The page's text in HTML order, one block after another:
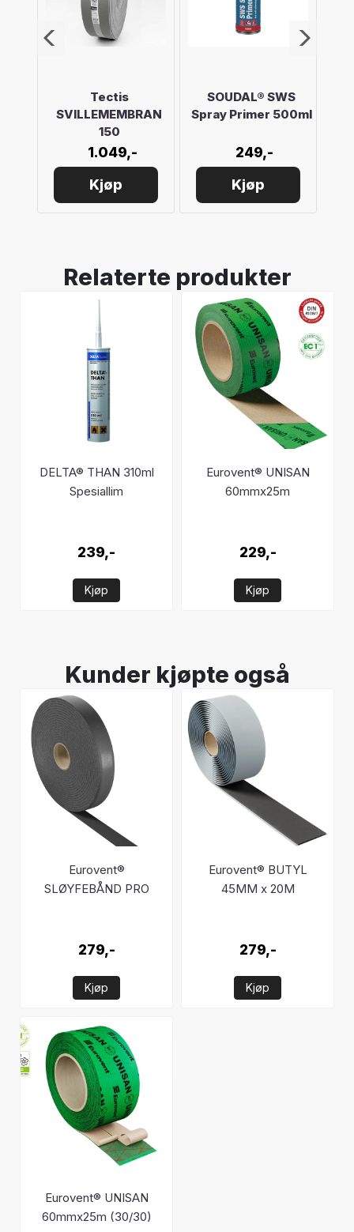
Tectis
SVILLEMEMBRAN
150
1.049,-
Kjøp
SOUDAL® SWS
Spray Primer 500ml
249,-
Kjøp
Relaterte produkter
DELTA® THAN 310ml
Spesiallim
239,-
Kjøp
Eurovent® UNISAN
60mmx25m
229,-
Kjøp
Kunder kjøpte også
Eurovent®
SLØYFEBÅND PRO
279,-
Kjøp
Eurovent® BUTYL
45MM x 20M
279,-
Kjøp
Eurovent® UNISAN
60mmx25m (30/30)